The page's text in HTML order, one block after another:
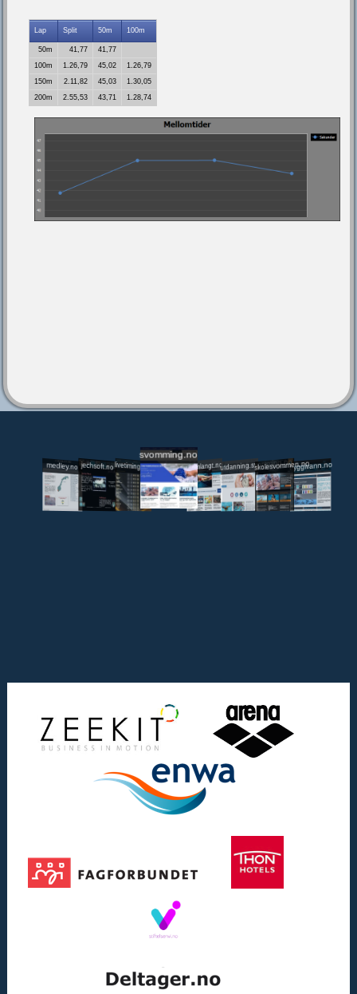
Lap Split 50m 100m
50m 41,77
41,77
100m
1.26,79 45,02
1.26,79
150m
2.11,82 45,03
1.30,05
200m
2.55,53 43,71 1.28,74
medley.no jechsoft.nolivetiming.medley.no
svomming.no
svomlangt.noutdanning.svomming.no
skolesvommen.notryggivann.no